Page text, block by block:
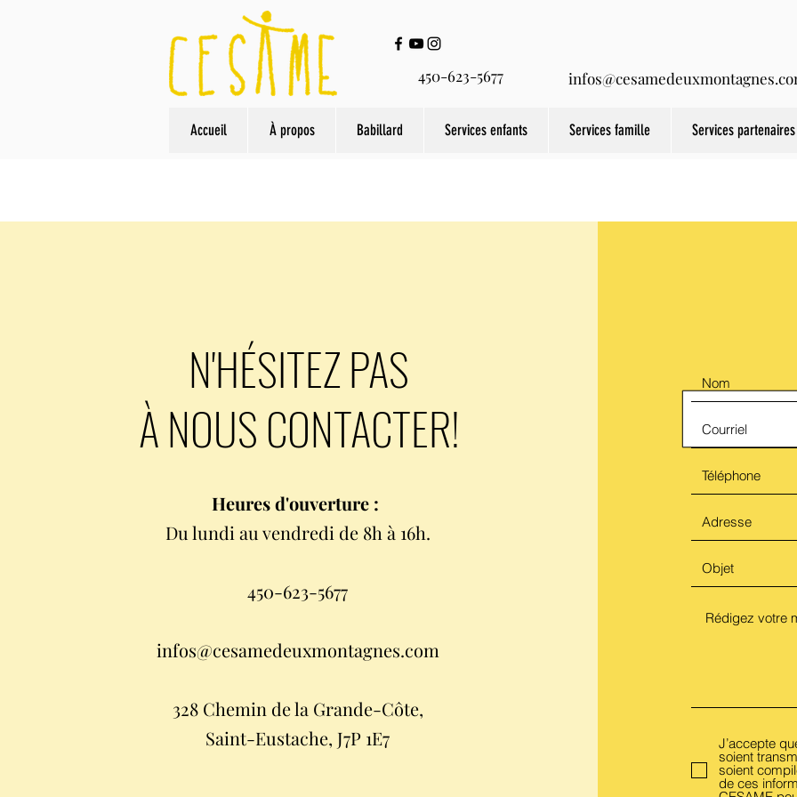
450-623-5677
Accueil À propos Babillard Services enfants Services famille Services partenaires
N'HÉSITEZ PAS
À NOUS CONTACTER!
Heures d'ouverture :
Du lundi au vendredi de 8h à 16h.
450-623-5677
infos@cesamedeuxmontagnes.com
328 Chemin de la Grande-Côte,
Saint-Eustache, J7P 1E7
J’accepte
soient
soient
de ces